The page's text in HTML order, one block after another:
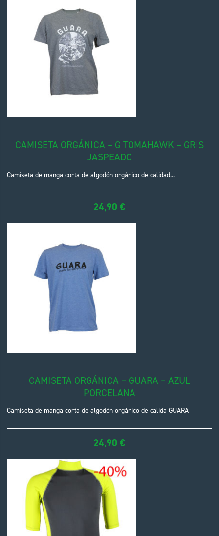
CAMISETA ORGÁNICA – G TOMAHAWK – GRIS
JASPEADO
Camiseta de manga corta de algodón orgánico de calidad...
24,90€
CAMISETA ORGÁNICA – GUARA – AZUL
PORCELANA
Camiseta de manga corta de algodón orgánico de calida GUARA
24,90€